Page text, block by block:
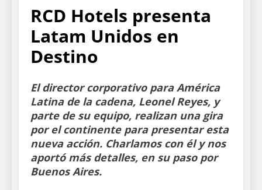
RCD Hotels presenta
Latam Unidos en
Destino
El director corporativo para América
Latina de la cadena, Leonel Reyes, y
parte de su equipo, realizan una gira
por el continente para presentar esta
nueva acción. Charlamos con él y nos
aportó más detalles, en su paso por
Buenos Aires.